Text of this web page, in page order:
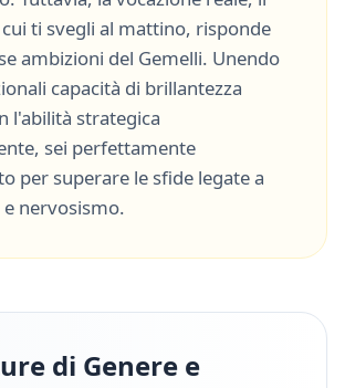
ti svegli al mattino, risponde
ambizioni del Gemelli. Unendo
capacità di brillantezza
l'abilità strategica
sei perfettamente
per superare le sfide legate a
e nervosismo.
di Genere e